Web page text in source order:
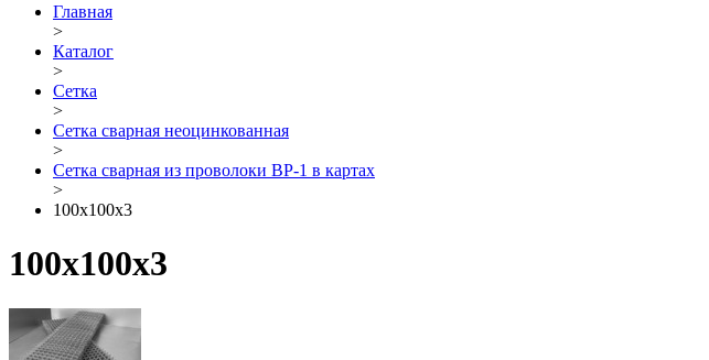
Главная
>
Каталог
>
Сетка
>
Сетка сварная неоцинкованная
>
Сетка сварная из проволоки ВР-1 в картах
>
100х100х3
100х100х3